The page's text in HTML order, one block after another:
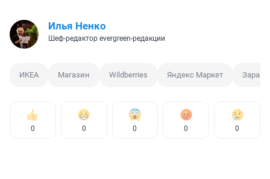
Илья Ненко
Шеф-редактор evergreen-редакции
ИКЕА Магазин Wildberries Яндекс Маркет Зара
0 0 0 0 0